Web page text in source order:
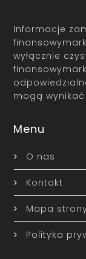
Informacje
wyłącznie
mogą
Menu
O nas
Kontakt
Mapa
Polityka